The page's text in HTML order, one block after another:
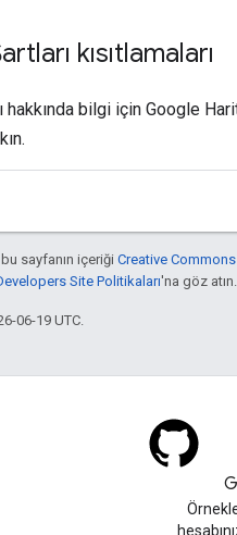
kısıtlamaları
hakkında bilgi için Google
sayfanın içeriği Creative Commons
Site Politikaları'na göz
06-19 UTC.